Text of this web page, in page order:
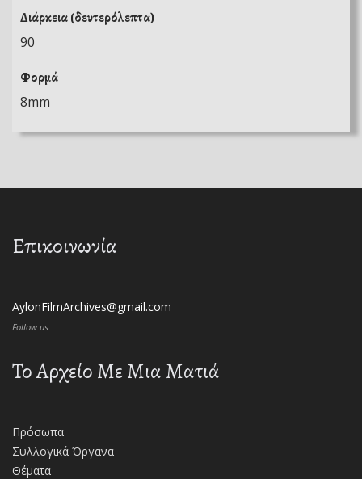
Διάρκεια (δευτερόλεπτα)
90
Φορμά
8mm
Επικοινωνία
AylonFilmArchives@gmail.com
Follow us
Το Αρχείο Με Μια Ματιά
Πρόσωπα
Συλλογικά Όργανα
Θέματα